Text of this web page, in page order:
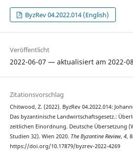
ByzRev 04.2022.014 (English)
Veröffentlicht
2022-06-07 — aktualisiert am 2022-
Zitationsvorschlag
Chitwood, Z. (2022). ByzRev 04.2022.014:
Das byzantinische Landwirtschaftsgesetz.:
zeitlichen Einordnung. Deutsche Übersetzung
Studien 32). Wien 2020. The Byzantine Review, 4,
https://doi.org/10.17879/byzrev-2022-4269